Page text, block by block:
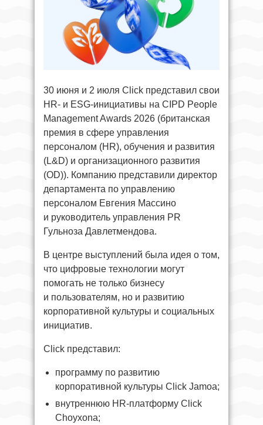
30 июня и 2 июля Click представил свои
HR- и ESG-инициативы на CIPD People
Management Awards 2026 (британская
премия в сфере управления
персоналом (HR), обучения и развития
(L&D) и организационного развития
(OD)). Компанию представили директор
департамента по управлению
персоналом Евгения Массино
и руководитель управления PR
Гульноза Давлетмендова.
В центре выступлений была идея о том,
что цифровые технологии могут
помогать не только бизнесу
и пользователям, но и развитию
корпоративной культуры и социальных
инициатив.
Click представил:
программу по развитию
корпоративной культуры Click Jamoa;
внутреннюю HR-платформу Click
Choyxona;